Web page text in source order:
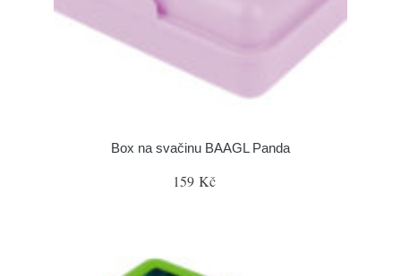
Box na svačinu BAAGL Panda
159 Kč